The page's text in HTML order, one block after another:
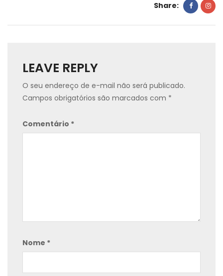
Share:
LEAVE REPLY
O seu endereço de e-mail não será publicado.
Campos obrigatórios são marcados com *
Comentário *
Nome *